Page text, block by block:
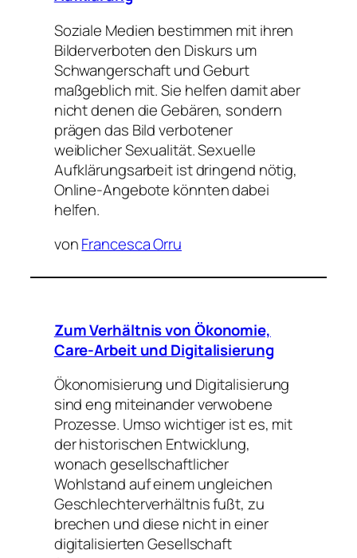
Soziale Medien bestimmen mit ihren
Bilderverboten den Diskurs um
Schwangerschaft und Geburt
maßgeblich mit. Sie helfen damit aber
nicht denen die Gebären, sondern
prägen das Bild verbotener
weiblicher Sexualität. Sexuelle
Aufklärungsarbeit ist dringend nötig,
Online-Angebote könnten dabei
helfen.
vonFrancesca Orru
Zum Verhältnis von Ökonomie,
Care-Arbeit und Digitalisierung
Ökonomisierung und Digitalisierung
sind eng miteinander verwobene
Prozesse. Umso wichtiger ist es, mit
der historischen Entwicklung,
wonach gesellschaftlicher
Wohlstand auf einem ungleichen
Geschlechterverhältnis fußt, zu
brechen und diese nicht in einer
digitalisierten Gesellschaft